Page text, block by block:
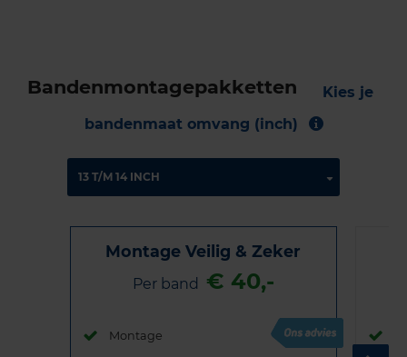
Bandenmontagepakketten
Kies je
bandenmaat omvang (inch)
Montage Veilig & Zeker
Per band € 40,-
Montage